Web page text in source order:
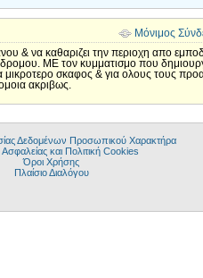
Μόνιμος
& να καθαριζει την περιοχη απο
ΜΕ τον κυμματισμο που
σκαφος & για ολους τους
ακριβως.
Δεδομένων Προσωπικού Χαρακτήρα
Ασφαλείας και Πολιτική Cookies
Όροι Χρήσης
Πλαίσιο Διαλόγου